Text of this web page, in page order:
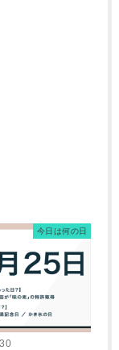
今日は何の日